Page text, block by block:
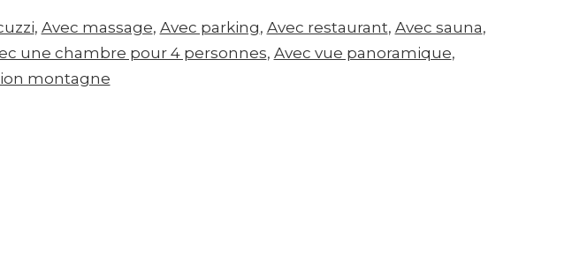
, Avec massage, Avec parking, Avec restaurant, Avec sauna
une chambre pour 4 personnes, Avec vue panoramique
montagne